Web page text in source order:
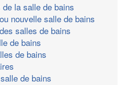
la salle de bains
nouvelle salle de bains
salles de bains
de bains
de bains
de bains